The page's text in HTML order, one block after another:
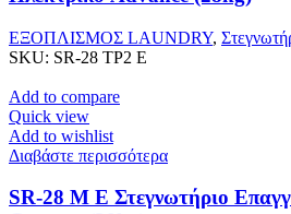
ΕΞΟΠΛΙΣΜΟΣ LAUNDRY,
SKU: SR-28 TP2 E
Add to compare
Quick view
Add to wishlist
Διαβάστε περισσότερα
SR-28 M E Στεγνωτήριο